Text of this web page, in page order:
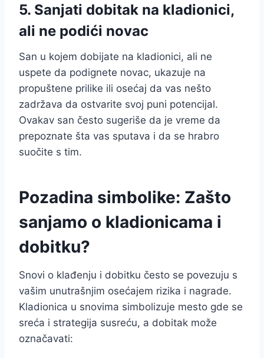
5. Sanjati dobitak na kladionici,
ali ne podići novac
San u kojem dobijate na kladionici, ali ne
uspete da podignete novac, ukazuje na
propuštene prilike ili osećaj da vas nešto
zadržava da ostvarite svoj puni potencijal.
Ovakav san često sugeriše da je vreme da
prepoznate šta vas sputava i da se hrabro
suočite s tim.
Pozadina simbolike: Zašto
sanjamo o kladionicama i
dobitku?
Snovi o klađenju i dobitku često se povezuju s
vašim unutrašnjim osećajem rizika i nagrade.
Kladionica u snovima simbolizuje mesto gde se
sreća i strategija susreću, a dobitak može
označavati: